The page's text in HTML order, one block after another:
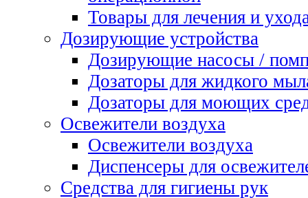
Товары для лечения и
Дозирующие устройства
Дозирующие насосы /
Дозаторы для жидкого
Дозаторы для моющих
Освежители воздуха
Освежители воздуха
Диспенсеры для
Средства для гигиены рук